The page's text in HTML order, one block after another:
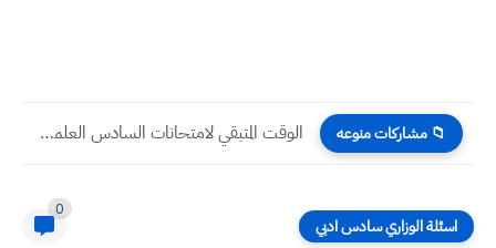
📁 مشاركات منوعه الوقت المتبقي لامتحانات السادس العلمي 2025 الوزارية الدور الأول بالأيام...
اسئلة الوزاري سادس ادبي
0